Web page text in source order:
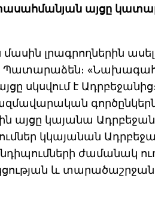
այցը
մասին լրագրողներին
«Նախագահ
սկսվում է
այցը կայանա
կկայանան
ժամանակ
և